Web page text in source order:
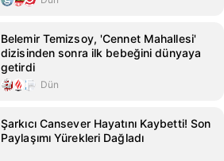
Belemir Temizsoy, 'Cennet Mahallesi'
dizisinden sonra ilk bebeğini dünyaya
getirdi
Dün
Şarkıcı Cansever Hayatını Kaybetti! Son
Paylaşımı Yürekleri Dağladı